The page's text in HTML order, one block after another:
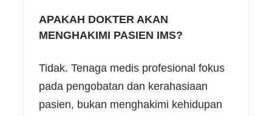
APAKAH DOKTER AKAN
MENGHAKIMI PASIEN IMS?
Tidak. Tenaga medis profesional fokus
pada pengobatan dan kerahasiaan
pasien, bukan menghakimi kehidupan